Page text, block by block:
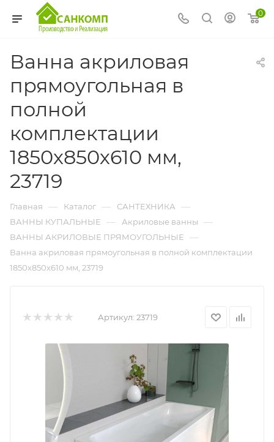
0
Ванна акриловая
прямоугольная в
полной
комплектации
1850х850х610 мм,
23719
Главная — Каталог — САНТЕХНИКА —
ВАННЫ КУПАЛЬНЫЕ — Акриловые ванны —
ВАННЫ АКРИЛОВЫЕ ПРЯМОУГОЛЬНЫЕ —
Ванна акриловая прямоугольная в полной комплектации
1850х850х610 мм, 23719
Артикул: 23719